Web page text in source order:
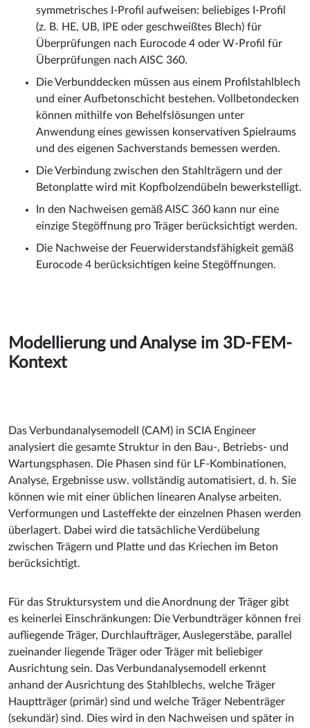
symmetrisches I-Profil aufweisen: beliebiges I-Profil
(z. B. HE, UB, IPE oder geschweißtes Blech) für
Überprüfungen nach Eurocode 4 oder W-Profil für
Überprüfungen nach AISC 360.
Die Verbunddecken müssen aus einem Profilstahlblech
und einer Aufbetonschicht bestehen. Vollbetondecken
können mithilfe von Behelfslösungen unter
Anwendung eines gewissen konservativen Spielraums
und des eigenen Sachverstands bemessen werden.
Die Verbindung zwischen den Stahlträgern und der
Betonplatte wird mit Kopfbolzendübeln bewerkstelligt.
In den Nachweisen gemäß AISC 360 kann nur eine
einzige Stegöffnung pro Träger berücksichtigt werden.
Die Nachweise der Feuerwiderstandsfähigkeit gemäß
Eurocode 4 berücksichtigen keine Stegöffnungen.
Modellierung und Analyse im 3D-FEM-
Kontext
Das Verbundanalysemodell (CAM) in SCIA Engineer
analysiert die gesamte Struktur in den Bau-, Betriebs- und
Wartungsphasen. Die Phasen sind für LF-Kombinationen,
Analyse, Ergebnisse usw. vollständig automatisiert, d. h. Sie
können wie mit einer üblichen linearen Analyse arbeiten.
Verformungen und Lasteffekte der einzelnen Phasen werden
überlagert. Dabei wird die tatsächliche Verdübelung
zwischen Trägern und Platte und das Kriechen im Beton
berücksichtigt.
Für das Struktursystem und die Anordnung der Träger gibt
es keinerlei Einschränkungen: Die Verbundträger können frei
aufliegende Träger, Durchlaufträger, Auslegerstäbe, parallel
zueinander liegende Träger oder Träger mit beliebiger
Ausrichtung sein. Das Verbundanalysemodell erkennt
anhand der Ausrichtung des Stahlblechs, welche Träger
Hauptträger (primär) sind und welche Träger Nebenträger
(sekundär) sind. Dies wird in den Nachweisen und später in